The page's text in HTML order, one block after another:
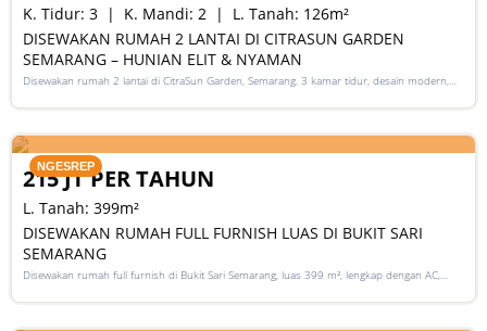
DISEWAKAN RUMAH 2 LANTAI DI CITRASUN GARDEN
SEMARANG – HUNIAN ELIT & NYAMAN
Disewakan rumah 2 lantai di CitraSun Garden, Semarang. 3 kamar tidur, desain modern,
K. Tidur: 3 K. Mandi: 2 L. Tanah: 126m²
NGESREP
DISEWAKAN RUMAH FULL FURNISH LUAS DI BUKIT SARI
SEMARANG
Disewakan rumah full furnish di Bukit Sari Semarang, luas 399 m², lengkap dengan AC,
L. Tanah: 399m²
215 JT PER TAHUN